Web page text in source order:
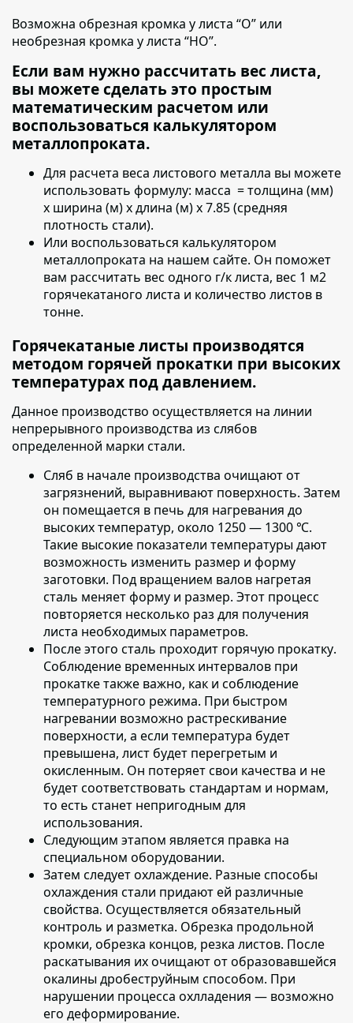
Возможна обрезная кромка у листа “О” или
необрезная кромка у листа “НО”.
Если вам нужно рассчитать вес листа,
вы можете сделать это простым
математическим расчетом или
воспользоваться калькулятором
металлопроката.
Для расчета веса листового металла вы можете
использовать формулу: масса = толщина (мм)
х ширина (м) х длина (м) х 7.85 (средняя
плотность стали).
Или воспользоваться калькулятором
металлопроката на нашем сайте. Он поможет
вам рассчитать вес одного г/к листа, вес 1 м2
горячекатаного листа и количество листов в
тонне.
Горячекатаные листы производятся
методом горячей прокатки при высоких
температурах под давлением.
Данное производство осуществляется на линии
непрерывного производства из слябов
определенной марки стали.
Сляб в начале производства очищают от
загрязнений, выравнивают поверхность. Затем
он помещается в печь для нагревания до
высоких температур, около 1250 — 1300 ℃.
Такие высокие показатели температуры дают
возможность изменить размер и форму
заготовки. Под вращением валов нагретая
сталь меняет форму и размер. Этот процесс
повторяется несколько раз для получения
листа необходимых параметров.
После этого сталь проходит горячую прокатку.
Соблюдение временных интервалов при
прокатке также важно, как и соблюдение
температурного режима. При быстром
нагревании возможно растрескивание
поверхности, а если температура будет
превышена, лист будет перегретым и
окисленным. Он потеряет свои качества и не
будет соответствовать стандартам и нормам,
то есть станет непригодным для
использования.
Следующим этапом является правка на
специальном оборудовании.
Затем следует охлаждение. Разные способы
охлаждения стали придают ей различные
свойства. Осуществляется обязательный
контроль и разметка. Обрезка продольной
кромки, обрезка концов, резка листов. После
раскатывания их очищают от образовавшейся
окалины дробеструйным способом. При
нарушении процесса охлладения — возможно
его деформирование.